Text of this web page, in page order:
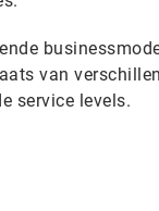
van
service levels.